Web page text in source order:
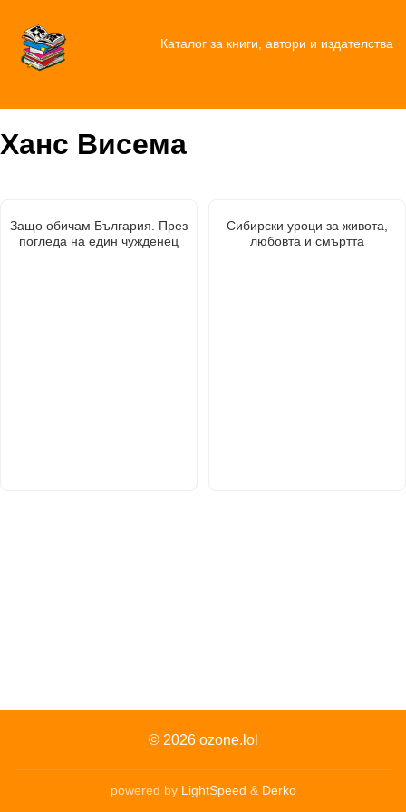
Каталог за книги, автори и издателства
Ханс Висема
Защо обичам България. През
погледа на един чужденец
Сибирски уроци за живота,
любовта и смъртта
© 2026 ozone.lol
powered by LightSpeed & Derko